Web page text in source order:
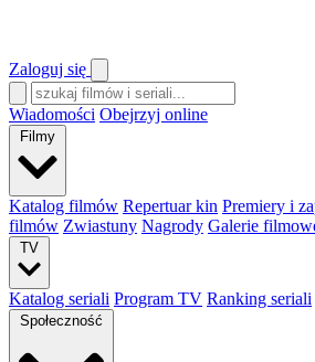
Zaloguj się
Wiadomości Obejrzyj online
Filmy
Katalog filmów Repertuar kin Premiery i
filmów Zwiastuny Nagrody Galerie
TV
Katalog seriali Program TV Ranking seriali
Społeczność